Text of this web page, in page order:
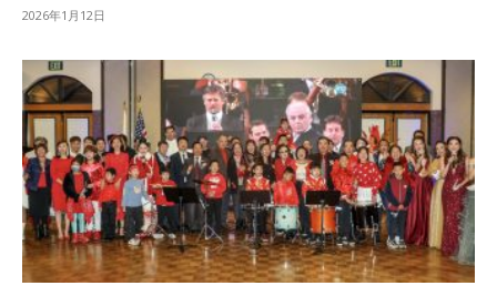
2026年1月12日